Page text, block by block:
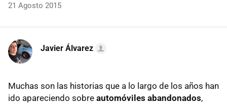
21 Agosto 2015
Javier Álvarez
Muchas son las historias que a lo largo de los años han
ido apareciendo sobre automóviles abandonados,